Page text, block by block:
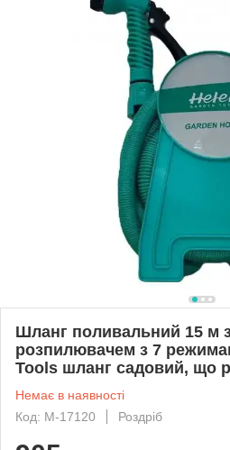
Шланг поливальний 15 м
розпилювачем з 7
Tools шланг садовий, що
Немає в наявності
Код: M-17120
Роздріб